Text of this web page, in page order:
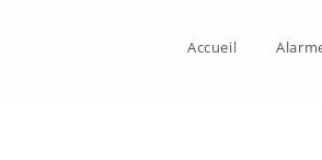
Accueil